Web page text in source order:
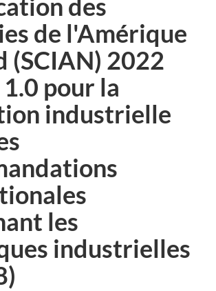
des
de l'Amérique
(SCIAN) 2022
pour la
industrielle
les
industrielles